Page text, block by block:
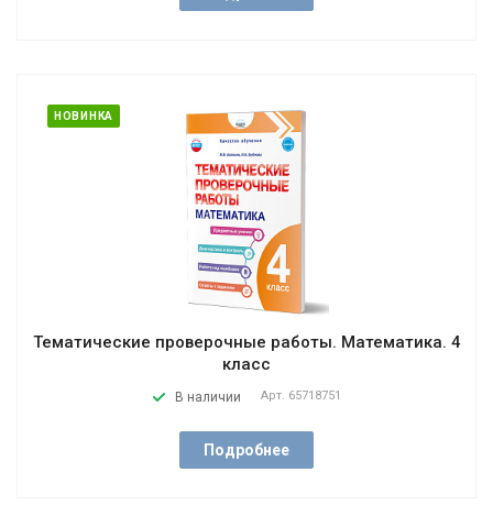
НОВИНКА
Тематические проверочные работы. Математика. 4
класс
В наличии Арт. 65718751
Подробнее